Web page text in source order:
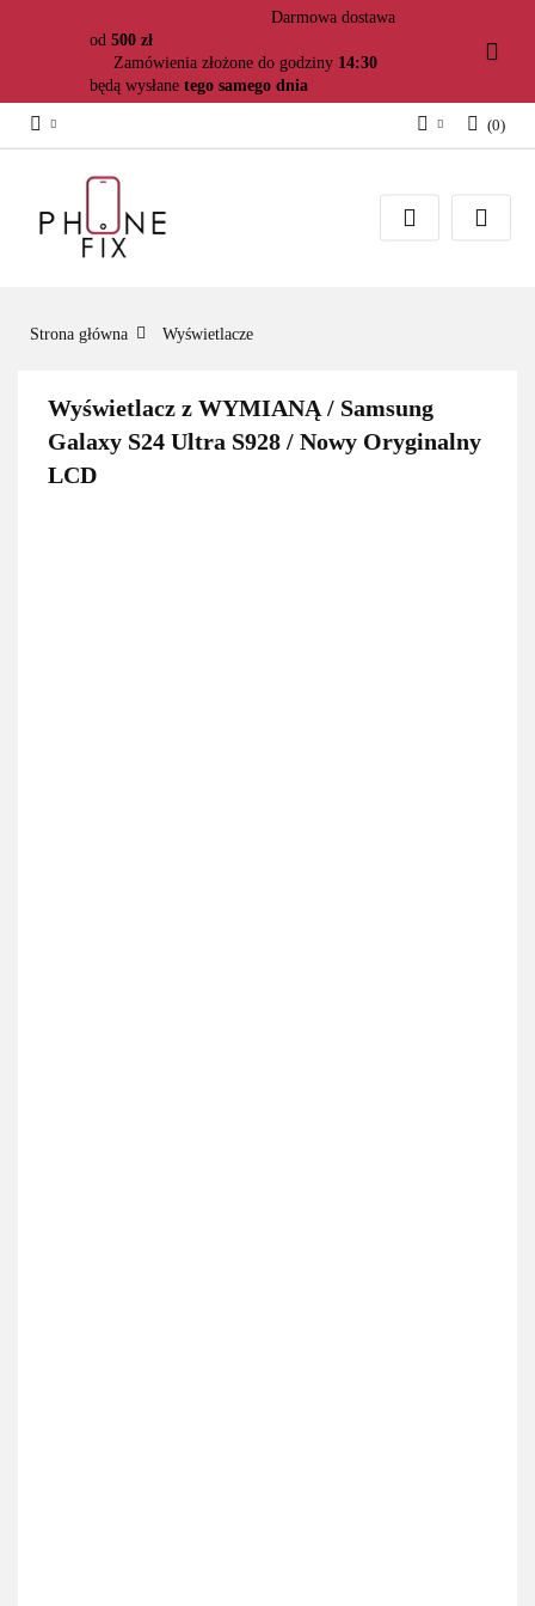
Darmowa dostawa
od 500 zł
Zamówienia złożone do godziny 14:30
będą wysłane tego samego dnia
Załóż konto
(0)
Strona główna Wyświetlacze
Wyświetlacz z WYMIANĄ / Samsung
Galaxy S24 Ultra S928 / Nowy Oryginalny
LCD